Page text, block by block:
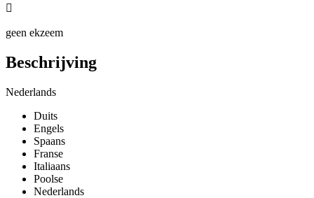

geen ekzeem
Beschrijving
Nederlands
Duits
Engels
Spaans
Franse
Italiaans
Poolse
Nederlands